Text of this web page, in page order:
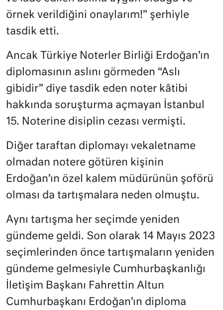
örnek verildiğini onaylarım!” şerhiyle
tasdik etti.
Ancak Türkiye Noterler Birliği Erdoğan’ın
diplomasının aslını görmeden “Aslı
gibidir” diye tasdik eden noter kâtibi
hakkında soruşturma açmayan İstanbul
15. Noterine disiplin cezası vermişti.
Diğer taraftan diplomayı vekaletname
olmadan notere götüren kişinin
Erdoğan’ın özel kalem müdürünün şoförü
olması da tartışmalara neden olmuştu.
Aynı tartışma her seçimde yeniden
gündeme geldi. Son olarak 14 Mayıs 2023
seçimlerinden önce tartışmaların yeniden
gündeme gelmesiyle Cumhurbaşkanlığı
İletişim Başkanı Fahrettin Altun
Cumhurbaşkanı Erdoğan’ın diploma